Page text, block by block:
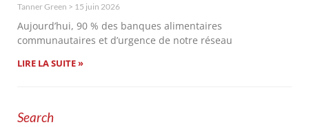
Tanner Green 15 juin 2026
Aujourd’hui, 90 % des banques alimentaires
communautaires et d’urgence de notre réseau
LIRE LA SUITE »
Search